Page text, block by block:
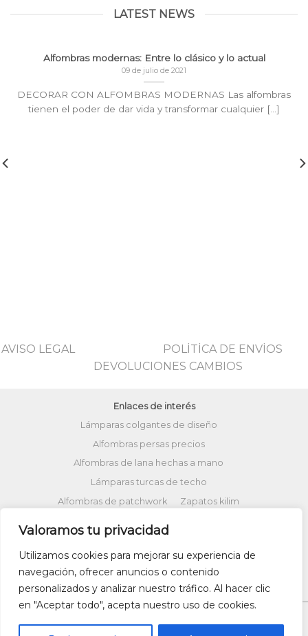
Valoramos tu privacidad
Utilizamos cookies para mejorar su experiencia de
navegación, ofrecer anuncios o contenido
personalizados y analizar nuestro tráfico. Al hacer clic
en "Aceptar todo", acepta nuestro uso de cookies.
LATEST NEWS
Alfombras modernas: Entre lo clásico y lo actual
09 de julio de 2021
DECORAR CON ALFOMBRAS MODERNAS Las alfombras
tienen el poder de dar vida y transformar cualquier [...]
AVISO LEGAL
POLİTİCA DE ENVİOS
DEVOLUCIONES CAMBIOS
Enlaces de interés
Lámparas colgantes de diseño
Alfombras persas precios
Alfombras de lana hechas a mano
Lámparas turcas de techo
Alfombras de patchwork
Zapatos kilim
Alfombras patchwork vintage
Cojines Kilim
Bolsos kilim
Cojines Ikat
Comprar kilim online